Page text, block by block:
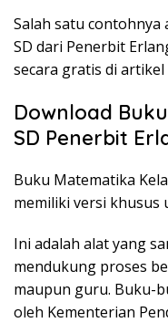
Salah satu contohnya
SD dari Penerbit
secara gratis di
Download
SD Penerbit
Buku Matematika
memiliki versi khusus
Ini adalah alat yang
mendukung proses
maupun guru. Buku-
oleh Kementerian